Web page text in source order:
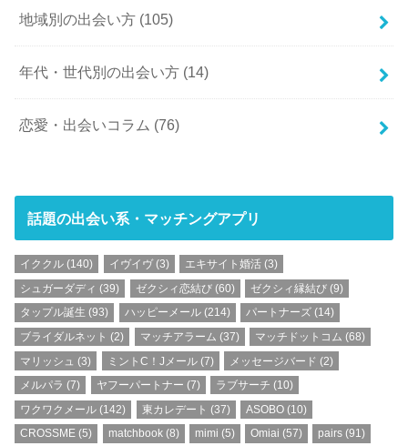
地域別の出会い方 (105)
年代・世代別の出会い方 (14)
恋愛・出会いコラム (76)
話題の出会い系・マッチングアプリ
イククル (140) イヴイヴ(3) エキサイト婚活(3)
シュガーダディ (39) ゼクシィ恋結び(60) ゼクシィ縁結び(9)
タップル誕生 (93) ハッピーメール(214) パートナーズ(14)
ブライダルネット (2) マッチアラーム (37) マッチドットコム (68)
マリッシュ (3) ミントC！Jメール(7) メッセージバード (2)
メルパラ (7) ヤフーパートナー (7) ラブサーチ (10)
ワクワクメール (142) 東カレデート (37) ASOBO(10)
CROSSME (5) matchbook(8) mimi (5) Omiai (57) pairs (91)